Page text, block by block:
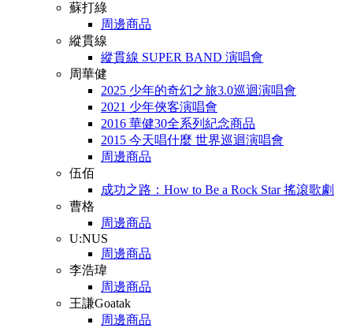
蘇打綠
周邊商品
縱貫線
縱貫線 SUPER BAND 演唱會
周華健
2025 少年的奇幻之旅3.0巡迴演唱會
2021 少年俠客演唱會
2016 華健30全系列紀念商品
2015 今天唱什麼 世界巡迴演唱會
周邊商品
伍佰
成功之路：How to Be a Rock Star 搖滾歌劇
曹格
周邊商品
U:NUS
周邊商品
李浩瑋
周邊商品
王謙Goatak
周邊商品